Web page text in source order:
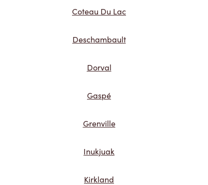
Coteau Du Lac
Deschambault
Dorval
Gaspé
Grenville
Inukjuak
Kirkland